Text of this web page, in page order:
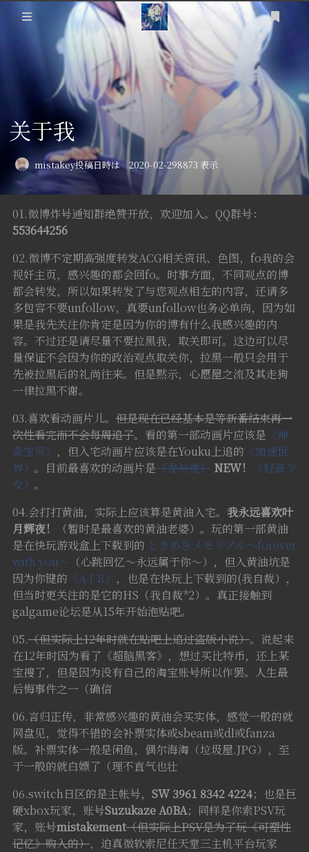
About
Friends
Articles
ErogameList
游戏杂记
科技相关
动画
其他
NC-Raws新番
后台
ログイン 登録
关于我
mistakey投稿日時は 2020-02-298873 表示
​​01.微博炸号通知群绝赞开放，欢迎加入。QQ群号：
553644256
02.微博不定期高强度转发ACG相关资讯、色图，fo我的会
视奸主页，感兴趣的都会回fo。时事方面，不同观点的博
都会转发，所以如果转发了与您观点相左的内容，还请多
多包容不要unfollow，真要unfollow也务必单向，因为如
果是我先关注你肯定是因为你的博有什么我感兴趣的内
容。不过还是请尽量不要拉黑我，取关即可。这边可以尽
量保证不会因为你的政治观点取关你，拉黑一般只会用于
先被拉黑后的礼尚往来。但是黙示，心愿屋之流及其走狗
一律拉黑不谢。
03.喜欢看动画片儿。 但是现在已经基本是等新番结束再一
次性看完而不会每周追了。看的第一部动画片应该是 《神
奇宝贝》 ，但入宅动画片应该是在Youku上追的 《加速世
界》 。目前最喜欢的动画片是《龙与虎》NEW！
《轻音少
女》 。
04.会打打黄油，实际上应该算是黄油入宅。 我永远喜欢叶
月辉夜！
（暂时是最喜欢的黄油老婆）。玩的第一部黄油
是在快玩游戏盒上下载到的 ときめきメモリアル～forever
with you～ （心跳回忆～永远属于你～），但入黄油坑是
因为你键的 《A I R》 ，也是在快玩上下载到的(我自裁），
但当时更关注的是它的HS（我自裁*2）。真正接触到
galgame论坛是从15年开始泡贴吧。
05.（但实际上12年时就在贴吧上追过盗版小说）。说起来
在12年时因为看了《超脑黑客》，想过买比特币，还上某
宝搜了，但是因为没有自己的淘宝账号所以作罢。人生最
后悔事件之一（确信
06.言归正传，非常感兴趣的黄油会买实体，感觉一般的就
网盘见，觉得不错的会补票实体或sbeam或dl或fanza
版。补票实体一般是闲鱼，偶尔海淘（垃圾屋.JPG），至
于一般的就白嫖了（理不直气也壮
06.switch日区的是主帐号， SW 3961 8342 4224；也是巨
硬xbox玩家，账号Suzukaze A0BA；同样是你索PSV玩
家，账号mistakement（但实际上PSV是为了玩《可塑性
记忆》购入的），迫真微软索尼任天堂三主机平台玩家